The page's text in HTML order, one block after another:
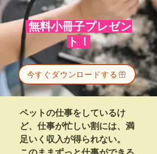
無料小冊子プレゼン
ト！
今すぐダウンロードする
ペットの仕事をしているけ
ど、仕事が忙しい割には、満
足いく収入が得られない。